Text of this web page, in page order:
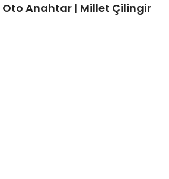
Oto Anahtar | Millet Çilingir